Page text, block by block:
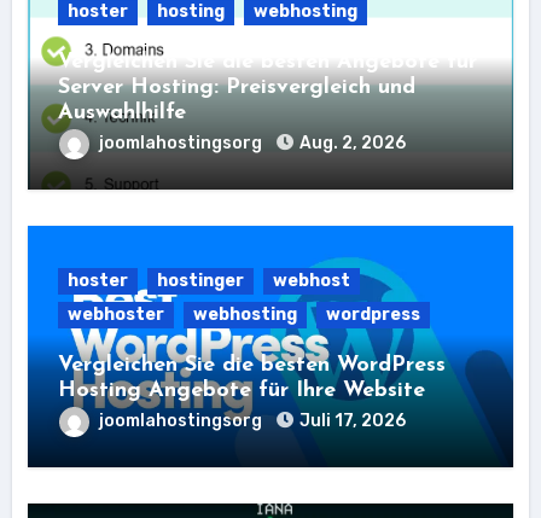
hoster hosting webhosting
Vergleichen Sie die besten Angebote für
Server Hosting: Preisvergleich und
Auswahlhilfe
joomlahostingsorg Aug. 2, 2026
hoster hostinger
webhost
webhoster
webhosting wordpress
Vergleichen Sie die besten WordPress
Hosting Angebote für Ihre Website
joomlahostingsorg Juli 17, 2026